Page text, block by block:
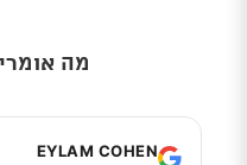
מה
EYLAM COHEN